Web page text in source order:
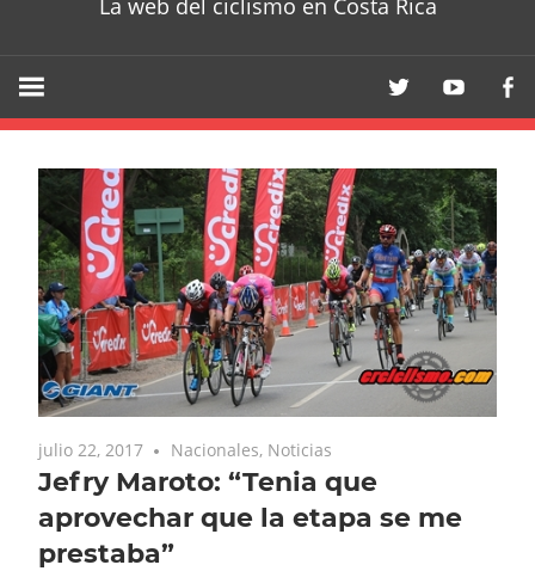
La web del ciclismo en Costa Rica
julio 22, 2017 Nacionales, Noticias
Jefry Maroto: “Tenia que
aprovechar que la etapa se me
prestaba”